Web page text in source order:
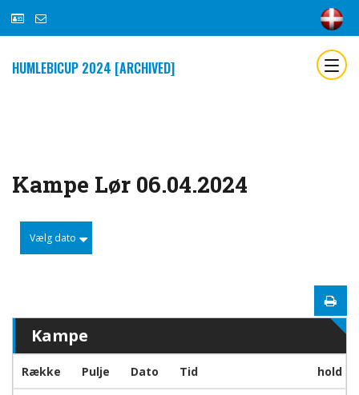
HUMLEBICUP 2024 [ARCHIVED]
Kampe Lør 06.04.2024
Vælg dato
Kampe
Række Pulje Dato Tid hold